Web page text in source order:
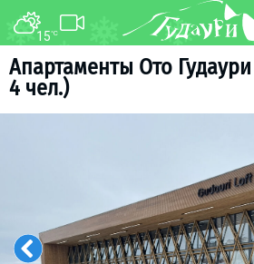
15°C
Апартаменты Ото
4 чел.)
ФОРУМ
О курорте
Прокат
Ски-сервис